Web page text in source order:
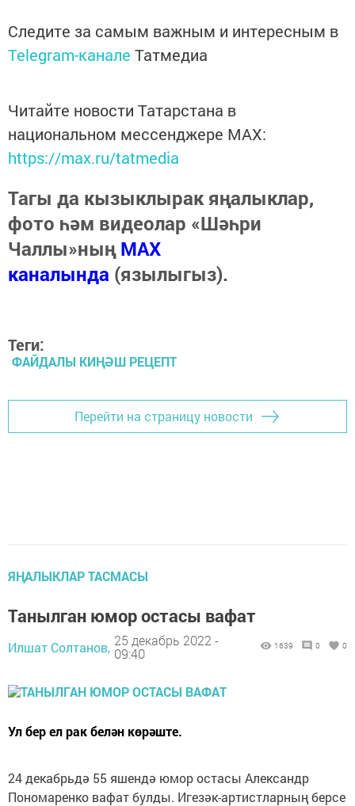
Следите за самым важным и интересным в
Telegram-канале Татмедиа
Читайте новости Татарстана в
национальном мессенджере MАХ:
https://max.ru/tatmedia
Тагы да кызыклырак яңалыклар,
фото һәм видеолар «Шәһри
Чаллы»ныңMAX
каналында (язылыгыз).
Теги:
ФАЙДАЛЫ КИҢӘШ РЕЦЕПТ
Перейти на страницу новости
ЯҢАЛЫКЛАР ТАСМАСЫ
Танылган юмор остасы вафат
Илшат Солтанов, 25 декабрь 2022 -
09:40
1639 0 0
Ул бер ел рак белән көрәште.
24 декабрьдә 55 яшендә юмор остасы Александр
Пономаренко вафат булды. Игезәк-артистларның берсе